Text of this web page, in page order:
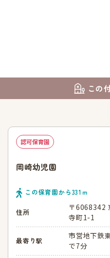
この
認可保育園
岡崎幼児園
この保育園から331 ｍ
住所
〒6068342
寺町1-1
最寄り駅
市営地下鉄
で7分